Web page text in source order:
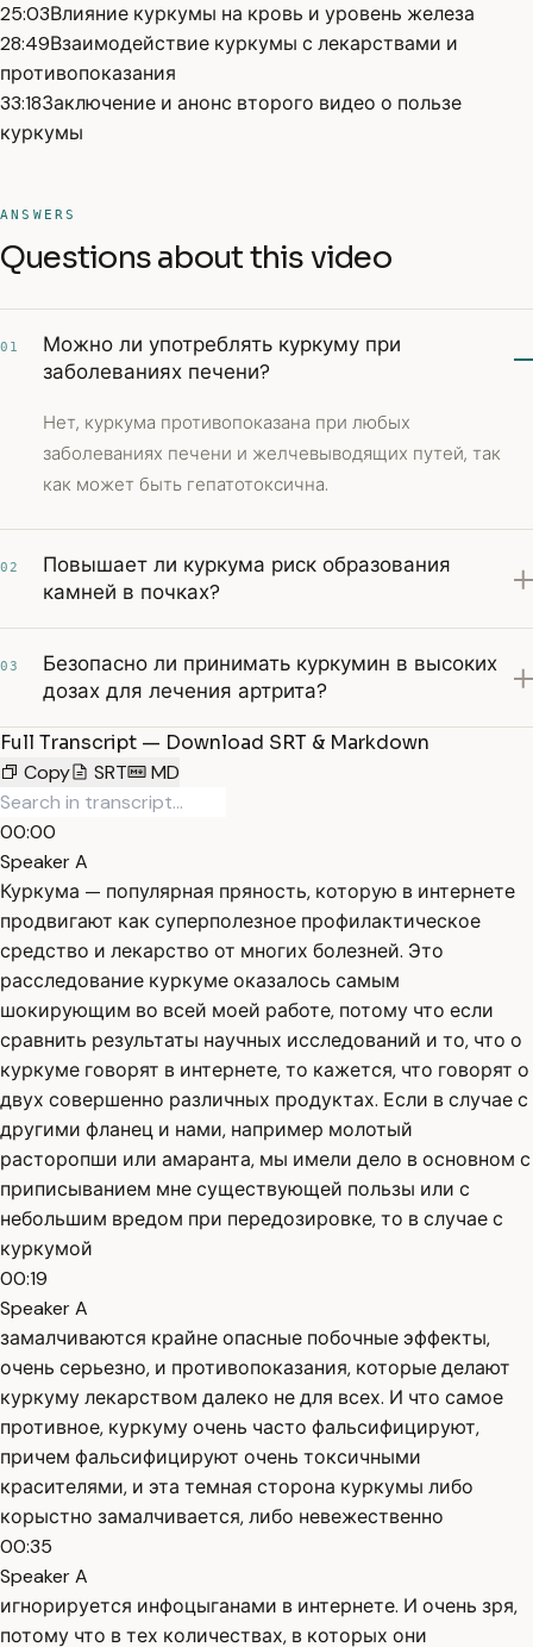
25:03Влияние куркумы на кровь и уровень железа
28:49Взаимодействие куркумы с лекарствами и
противопоказания
33:18Заключение и анонс второго видео о пользе
куркумы
ANSWERS
Questions about this video
01
Можно ли употреблять куркуму при
заболеваниях печени?
Нет, куркума противопоказана при любых
заболеваниях печени и желчевыводящих путей, так
как может быть гепатотоксична.
02
Повышает ли куркума риск образования
камней в почках?
03
Безопасно ли принимать куркумин в высоких
дозах для лечения артрита?
Full Transcript — Download SRT & Markdown
Copy
SRT MD
00:00
Speaker A
Куркума — популярная пряность, которую в интернете
продвигают как суперполезное профилактическое
средство и лекарство от многих болезней. Это
расследование куркуме оказалось самым
шокирующим во всей моей работе, потому что если
сравнить результаты научных исследований и то, что о
куркуме говорят в интернете, то кажется, что говорят о
двух совершенно различных продуктах. Если в случае с
другими фланец и нами, например молотый
расторопши или амаранта, мы имели дело в основном с
приписыванием мне существующей пользы или с
небольшим вредом при передозировке, то в случае с
куркумой
00:19
Speaker A
замалчиваются крайне опасные побочные эффекты,
очень серьезно, и противопоказания, которые делают
куркуму лекарством далеко не для всех. И что самое
противное, куркуму очень часто фальсифицируют,
причем фальсифицируют очень токсичными
красителями, и эта темная сторона куркумы либо
корыстно замалчивается, либо невежественно
00:35
Speaker A
игнорируется инфоцыганами в интернете. И очень зря,
потому что в тех количествах, в которых они